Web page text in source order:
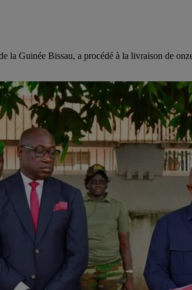
la Guinée Bissau, a procédé à la livraison de